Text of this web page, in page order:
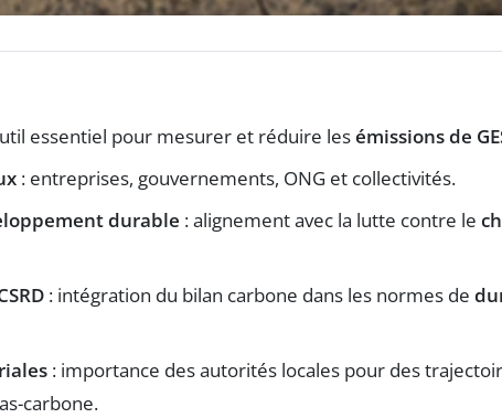
essentiel pour mesurer et réduire lesémissions de
: entreprises, gouvernements, ONG et collectivités.
durable : alignement avec la lutte contre le
: intégration du bilan carbone dans les normes de
: importance des autorités locales pour des
carbone.